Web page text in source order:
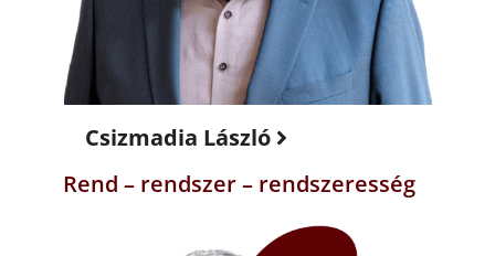
Csizmadia László
Rend – rendszer – rendszeresség